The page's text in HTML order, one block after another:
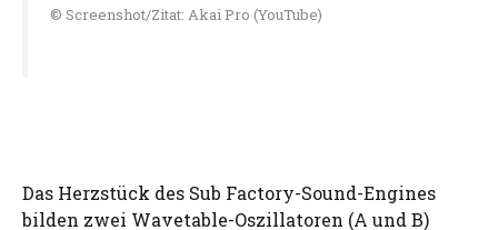
© Screenshot/Zitat: Akai Pro (YouTube)
Das Herzstück des Sub Factory-Sound-Engines
bilden zwei Wavetable-Oszillatoren (A und B)